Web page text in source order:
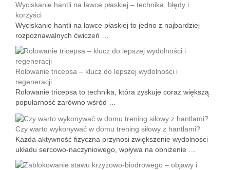
Wyciskanie hantli na ławce płaskiej – technika, błędy i
korzyści
Wyciskanie hantli na ławce płaskiej to jedno z najbardziej
rozpoznawalnych ćwiczeń …
Rolowanie tricepsa – klucz do lepszej wydolności i
regeneracji
Rolowanie tricepsa to technika, która zyskuje coraz większą
popularność zarówno wśród …
Czy warto wykonywać w domu trening siłowy z hantlami?
Każda aktywność fizyczna przynosi zwiększenie wydolności
układu sercowo-naczyniowego, wpływa na obniżenie …